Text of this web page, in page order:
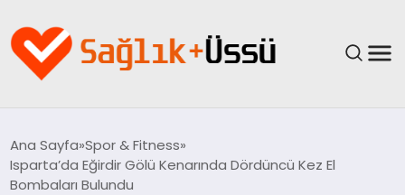
YAŞAM
Ana Sayfa Spor & Fitness
Isparta’da Eğirdir Gölü Kenarında Dördüncü Kez El
Bombaları Bulundu